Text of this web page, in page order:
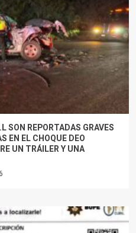
SON REPORTADAS GRAVES
EN EL CHOQUE DEO
UN TRÁILER Y UNA